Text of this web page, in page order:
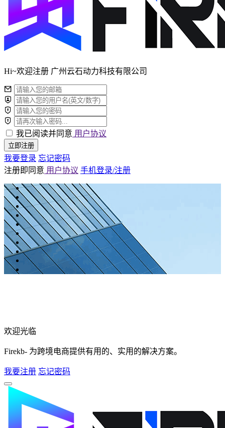
Hi~欢迎注册 广州云石动力科技有限公司
我已阅读并同意 用户协议
立即注册
我要登录 忘记密码
注册即同意 用户协议 手机登录/注册
欢迎光临
Firekb- 为跨境电商提供有用的、实用的解决方案。
我要注册 忘记密码